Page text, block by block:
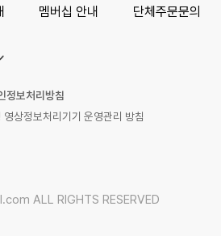
멤버십 안내 단체주문문의
정보처리방침
영상정보처리기기 운영관리 방침
ALL RIGHTS RESERVED